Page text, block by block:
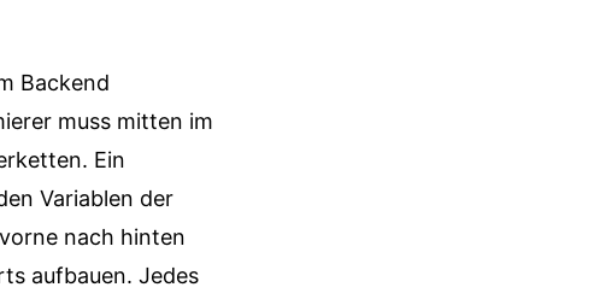
Backend
muss mitten im
Ein
Variablen der
nach hinten
aufbauen. Jedes